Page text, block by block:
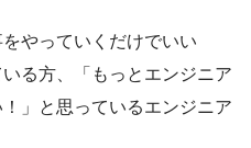
やっていくだけでいい
る方、「もっとエンジニア
」と思っているエンジニア